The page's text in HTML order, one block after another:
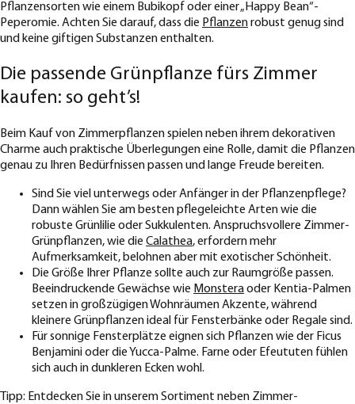
Pflanzensorten wie einem Bubikopf oder einer „Happy Bean“-
Peperomie. Achten Sie darauf, dass die Pflanzenrobust genug sind
und keine giftigen Substanzen enthalten.
Die passende Grünpflanze fürs Zimmer
kaufen: so geht’s!
Beim Kauf von Zimmerpflanzen spielen neben ihrem dekorativen
Charme auch praktische Überlegungen eine Rolle, damit die Pflanzen
genau zu Ihren Bedürfnissen passen und lange Freude bereiten.
Sind Sie viel unterwegs oder Anfänger in der Pflanzenpflege?
Dann wählen Sie am besten pflegeleichte Arten wie die
robuste Grünlilie oder Sukkulenten. Anspruchsvollere Zimmer-
Grünpflanzen, wie die Calathea, erfordern mehr
Aufmerksamkeit, belohnen aber mit exotischer Schönheit.
Die Größe Ihrer Pflanze sollte auch zur Raumgröße passen.
Beeindruckende Gewächse wie Monsteraoder Kentia-Palmen
setzen in großzügigen Wohnräumen Akzente, während
kleinere Grünpflanzen ideal für Fensterbänke oder Regale sind.
Für sonnige Fensterplätze eignen sich Pflanzen wie der Ficus
Benjamini oder die Yucca-Palme. Farne oder Efeututen fühlen
sich auch in dunkleren Ecken wohl.
Tipp: Entdecken Sie in unserem Sortiment neben Zimmer-